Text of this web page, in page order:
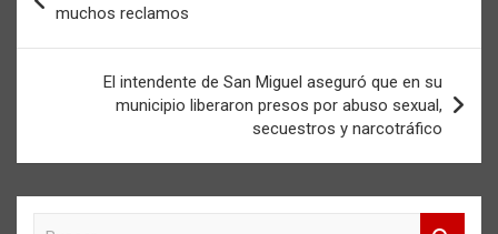
de
entradas
muchos reclamos
El intendente de San Miguel aseguró que en su
municipio liberaron presos por abuso sexual,
secuestros y narcotráfico